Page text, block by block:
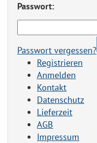
Passwort:
Passwort vergessen?
Registrieren
Anmelden
Kontakt
Datenschutz
Lieferzeit
AGB
Impressum